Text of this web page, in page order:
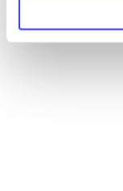
Alle registrerede